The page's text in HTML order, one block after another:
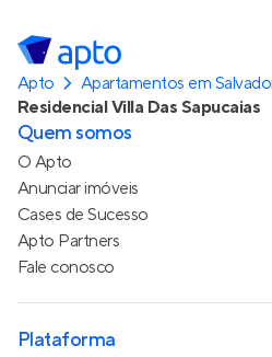
Apto Apartamentos em
Residencial Villa Das Sapucaias
Quem somos
O Apto
Anunciar imóveis
Cases de Sucesso
Apto Partners
Fale conosco
Plataforma